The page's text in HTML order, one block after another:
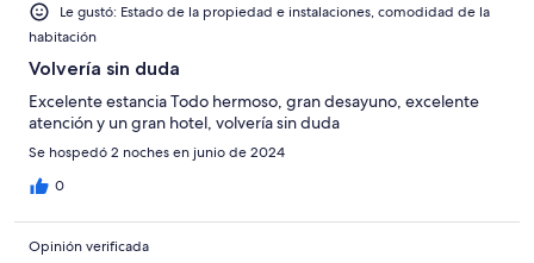
Le gustó: Estado de la propiedad e instalaciones, comodidad de la
habitación
Volvería sin duda
Excelente estancia Todo hermoso, gran desayuno, excelente
atención y un gran hotel, volvería sin duda
Se hospedó 2 noches en junio de 2024
0
Opinión verificada